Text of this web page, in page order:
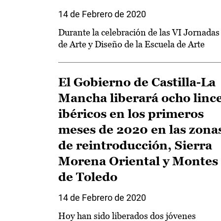
14 de Febrero de 2020
Durante la celebración de las VI Jornadas
de Arte y Diseño de la Escuela de Arte
El Gobierno de Castilla-La
Mancha liberará ocho
ibéricos en los primeros
meses de 2020 en las
de reintroducción, Sierra
Morena Oriental y Montes
de Toledo
14 de Febrero de 2020
Hoy han sido liberados dos jóvenes